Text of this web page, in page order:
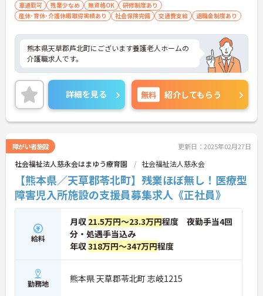
車通勤可 残業少なめ 無資格OK
研修制度あり
産休･育休･介護休暇取得実績あり
社会保険完備 交通費支給 退職金制度あり
熊本県天草郡芦北町にございます養護老人ホームの
介護職求人です。
詳細を見る 無料 紹介してもらう
障がい者施設 更新日：2025年02月27日
社会福祉法人慈永会はまゆう療育園 社会福祉法人慈永会
【熊本県／天草郡苓北町】残業ほぼ無し！医療型
障害児入所施設の支援員募集求人《正社員》
給料
月収 21.5万円～23.3万円程度 夜勤手当4回
分・処遇手当込み
年収318万円～347万円程度
勤務地 熊本県 天草郡苓北町 志岐1215